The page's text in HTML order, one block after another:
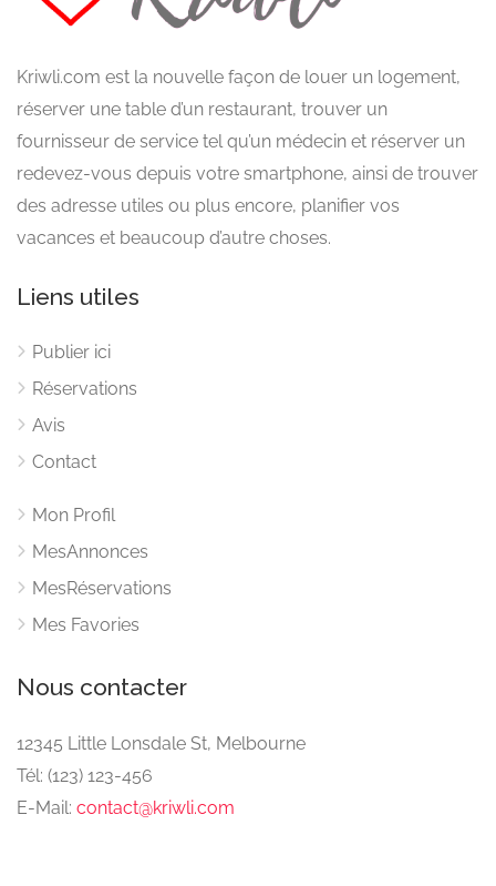
Kriwli.com est la nouvelle façon de louer un logement,
réserver une table d’un restaurant, trouver un
fournisseur de service tel qu’un médecin et réserver un
redevez-vous depuis votre smartphone, ainsi de trouver
des adresse utiles ou plus encore, planifier vos
vacances et beaucoup d’autre choses.
Liens utiles
Publier ici
Réservations
Avis
Contact
Mon Profil
MesAnnonces
MesRéservations
Mes Favories
Nous contacter
12345 Little Lonsdale St, Melbourne
Tél: (123) 123-456
E-Mail: contact@kriwli.com